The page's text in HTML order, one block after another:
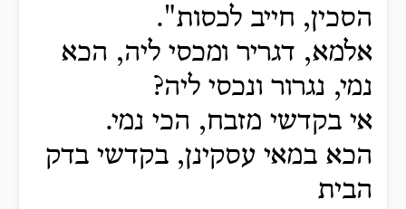
הסכין, חייב לכסות".
אלמא, דגריר ומכסי ליה, הכא
נמי, נגרור ונכסי ליה?
אי בקדשי מזבח, הכי נמי.
הכא במאי עסקינן, בקדשי בדק
הבית